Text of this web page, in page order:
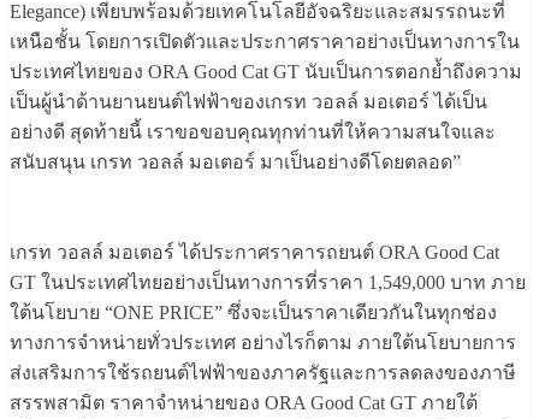
Elegance) เพียบพร้อมด้วยเทคโนโลยีอัจฉริยะและสมรรถนะที่
เหนือชั้น โดยการเปิดตัวและประกาศราคาอย่างเป็นทางการใน
ประเทศไทยของ ORA Good Cat GT นับเป็นการตอกย้ำถึงความ
เป็นผู้นำด้านยานยนต์ไฟฟ้าของเกรท วอลล์ มอเตอร์ ได้เป็น
อย่างดี สุดท้ายนี้ เราขอขอบคุณทุกท่านที่ให้ความสนใจและ
สนับสนุน เกรท วอลล์ มอเตอร์ มาเป็นอย่างดีโดยตลอด”
เกรท วอลล์ มอเตอร์ ได้ประกาศราคารถยนต์ ORA Good Cat
GT ในประเทศไทยอย่างเป็นทางการที่ราคา 1,549,000 บาท ภาย
ใต้นโยบาย “ONE PRICE” ซึ่งจะเป็นราคาเดียวกันในทุกช่อง
ทางการจำหน่ายทั่วประเทศ อย่างไรก็ตาม ภายใต้นโยบายการ
ส่งเสริมการใช้รถยนต์ไฟฟ้าของภาครัฐและการลดลงของภาษี
สรรพสามิต ราคาจำหน่ายของ ORA Good Cat GT ภายใต้